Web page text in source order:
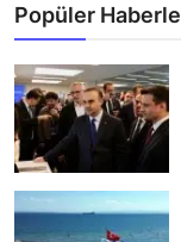
Popüler